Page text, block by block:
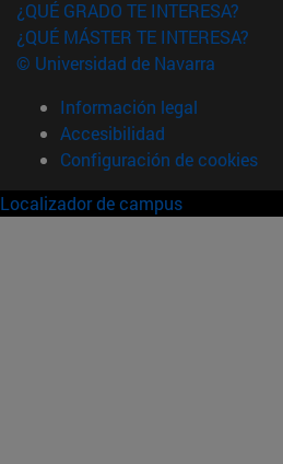
¿QUÉ GRADO TE INTERESA?
¿QUÉ MÁSTER TE INTERESA?
© Universidad de Navarra
Información legal
Accesibilidad
Configuración de cookies
Localizador de campus